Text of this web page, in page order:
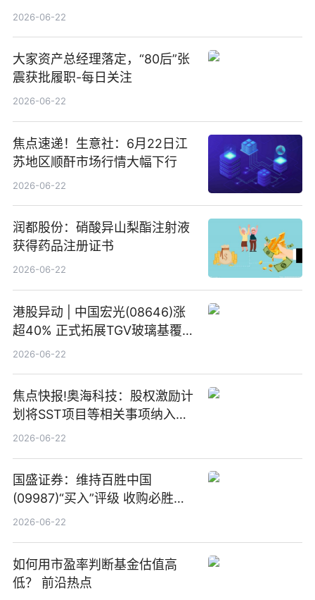
回580万股
2026-06-22
大家资产总经理落定，“80后”张
震获批履职-每日关注
2026-06-22
焦点速递！生意社：6月22日江
苏地区顺酐市场行情大幅下行
2026-06-22
润都股份：硝酸异山梨酯注射液
获得药品注册证书
2026-06-22
港股异动 | 中国宏光(08646)涨
超40% 正式拓展TGV玻璃基覆铜
板新材料业务
2026-06-22
焦点快报!奥海科技：股权激励计
划将SST项目等相关事项纳入专
项业务发展考核指标
2026-06-22
国盛证券：维持百胜中国
(09987)“买入”评级 收购必胜客
中国增厚利润加速成长 信息
2026-06-22
如何用市盈率判断基金估值高
低？ 前沿热点